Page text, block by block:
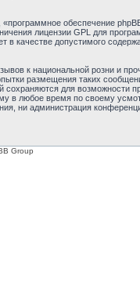
обеспечение
лицензии GPL для
в качестве допустимого
к национальной розни и
размещения таких
для возможности
в любое время по своему
ни администрация
Group